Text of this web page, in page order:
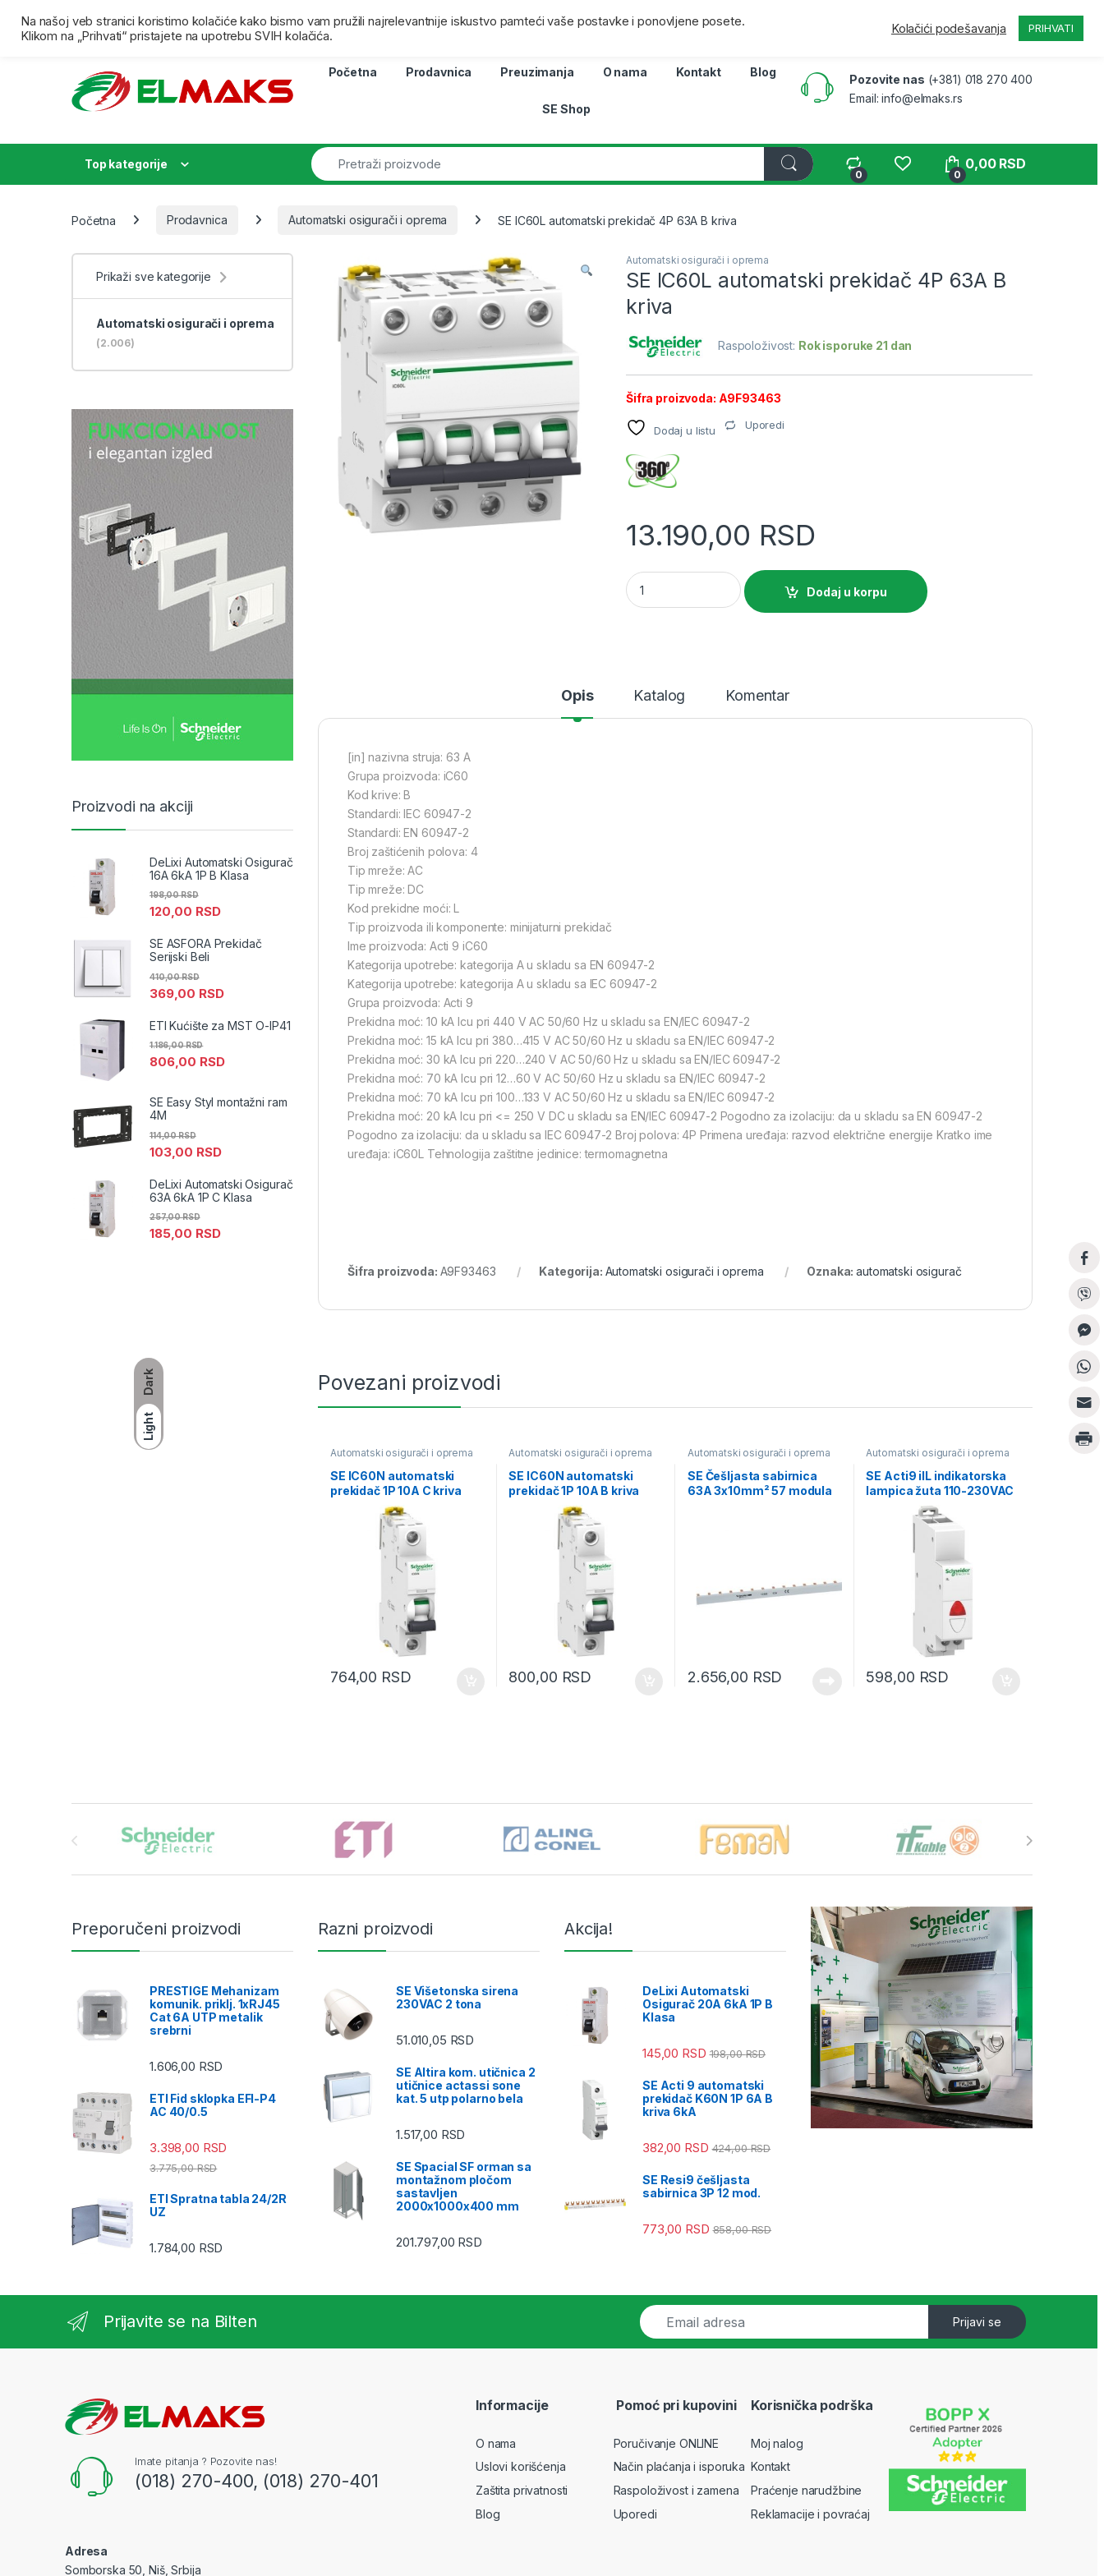
Dark
Light
Besplatna isporuka za porudžbine preko 4000,00 dinara Lokacija Moj nalog
Početna Prodavnica Preuzimanja O nama Kontakt Blog
SE Shop
Pozovite nas (+381) 018 270 400
Email: info@elmaks.rs
Top kategorije
0 0
0,00 RSD
Početna Prodavnica Automatski osigurači i oprema SE IC60L automatski prekidač 4P 63A B kriva
Automatski osigurači i oprema
SE IC60L automatski prekidač 4P 63A B
kriva
Raspoloživost: Rok isporuke 21 dan
Šifra proizvoda: A9F93463
Dodaj u listu Uporedi
13.190,00 RSD
SE IC60L automatski prekidač 4P 63A B kriva quantity
Dodaj u korpu
Opis Katalog Komentar
[in] nazivna struja: 63 A
Grupa proizvoda: iC60
Kod krive: B
Standardi: IEC 60947-2
Standardi: EN 60947-2
Broj zaštićenih polova: 4
Tip mreže: AC
Tip mreže: DC
Kod prekidne moći: L
Tip proizvoda ili komponente: minijaturni prekidač
Ime proizvoda: Acti 9 iC60
Kategorija upotrebe: kategorija A u skladu sa EN 60947-2
Kategorija upotrebe: kategorija A u skladu sa IEC 60947-2
Grupa proizvoda: Acti 9
Prekidna moć: 10 kA Icu pri 440 V AC 50/60 Hz u skladu sa EN/IEC 60947-2
Prekidna moć: 15 kA Icu pri 380…415 V AC 50/60 Hz u skladu sa EN/IEC 60947-2
Prekidna moć: 30 kA Icu pri 220…240 V AC 50/60 Hz u skladu sa EN/IEC 60947-2
Prekidna moć: 70 kA Icu pri 12…60 V AC 50/60 Hz u skladu sa EN/IEC 60947-2
Prekidna moć: 70 kA Icu pri 100…133 V AC 50/60 Hz u skladu sa EN/IEC 60947-2
Prekidna moć: 20 kA Icu pri <= 250 V DC u skladu sa EN/IEC 60947-2 Pogodno za izolaciju: da u skladu sa EN 60947-2
Pogodno za izolaciju: da u skladu sa IEC 60947-2 Broj polova: 4P Primena uređaja: razvod električne energije Kratko ime
uređaja: iC60L Tehnologija zaštitne jedinice: termomagnetna
Šifra proizvoda: A9F93463 Kategorija: Automatski osigurači i oprema Oznaka:automatski osigurač
Povezani proizvodi
Automatski osigurači i oprema
SE IC60N automatski
prekidač 1P 10A C kriva
764,00 RSD
Automatski osigurači i oprema
SE IC60N automatski
prekidač 1P 10A B kriva
800,00 RSD
Automatski osigurači i oprema
SE Češljasta sabirnica
63A 3x10mm² 57 modula
2.656,00 RSD
Automatski osigurači i oprema
SE Acti9 iIL indikatorska
lampica žuta 110-230VAC
598,00 RSD
Prikaži sve kategorije
Automatski osigurači i oprema
(2.006)
Proizvodi na akciji
DeLixi Automatski Osigurač
16A 6kA 1P B Klasa
120,00 RSD
198,00RSD
SE ASFORA Prekidač
Serijski Beli
369,00 RSD
410,00RSD
ETI Kućište za MST O-IP41
806,00 RSD
1.186,00RSD
SE Easy Styl montažni ram
4M
103,00 RSD
114,00RSD
DeLixi Automatski Osigurač
63A 6kA 1P C Klasa
185,00 RSD
257,00RSD
Preporučeni proizvodi
PRESTIGE Mehanizam
komunik. priklj. 1xRJ45
Cat 6A UTP metalik
srebrni
1.606,00 RSD
ETI Fid sklopka EFI-P4
AC 40/0.5
3.398,00 RSD
3.775,00RSD
ETI Spratna tabla 24/2R
UZ
1.784,00 RSD
Razni proizvodi
SE Višetonska sirena
230VAC 2 tona
51.010,05 RSD
SE Altira kom. utičnica 2
utičnice actassi sone
kat. 5 utp polarno bela
1.517,00 RSD
SE Spacial SF orman sa
montažnom pločom
sastavljen
2000x1000x400 mm
201.797,00 RSD
Akcija!
DeLixi Automatski
Osigurač 20A 6kA 1P B
Klasa
145,00 RSD 198,00RSD
SE Acti 9 automatski
prekidač K60N 1P 6A B
kriva 6kA
382,00 RSD 424,00RSD
SE Resi9 češljasta
sabirnica 3P 12 mod.
773,00 RSD 858,00RSD
Prijavite se na Bilten
E
m
a
Prijavi se
Imate pitanja ? Pozovite nas!
(018) 270-400, (018) 270-401
Adresa
Somborska 50, Niš, Srbija
Informacije
O nama
Uslovi korišćenja
Zaštita privatnosti
Blog
Pomoć pri kupovini
Poručivanje ONLINE
Način plaćanja i isporuka
Raspoloživost i zamena
Uporedi
Korisnička podrška
Moj nalog
Kontakt
Praćenje narudžbine
Reklamacije i povraćaj
Na našoj veb stranici koristimo kolačiće kako bismo vam pružili najrelevantnije iskustvo pamteći vaše postavke i ponovljene posete.
Klikom na „Prihvati“ pristajete na upotrebu SVIH kolačića.
Kolačići podešavanja PRIHVATI